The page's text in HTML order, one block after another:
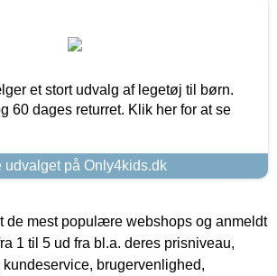
et stort udvalg af legetøj til børn.
60 dages returret. Klik her for at se
udvalget på Only4kids.dk
de mest populære webshops og anmeldt
1 til 5 ud fra bl.a. deres prisniveau,
brugervenlighed,